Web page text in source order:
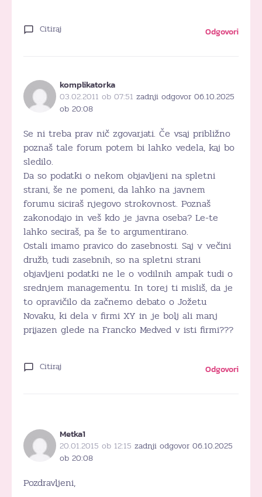
Citiraj Odgovori
komplikatorka
03.02.2011 ob 07:51 zadnji odgovor 06.10.2025
ob 20:08
Se ni treba prav nič zgovarjati. Če vsaj približno
poznaš tale forum potem bi lahko vedela, kaj bo
sledilo.
Da so podatki o nekom objavljeni na spletni
strani, še ne pomeni, da lahko na javnem
forumu siciraš njegovo strokovnost. Poznaš
zakonodajo in veš kdo je javna oseba? Le-te
lahko seciraš, pa še to argumentirano.
Ostali imamo pravico do zasebnosti. Saj v večini
družb, tudi zasebnih, so na spletni strani
objavljeni podatki ne le o vodilnih ampak tudi o
srednjem managementu. In torej ti misliš, da je
to opravičilo da začnemo debato o Jožetu
Novaku, ki dela v firmi XY in je bolj ali manj
prijazen glede na Francko Medved v isti firmi???
Citiraj Odgovori
Metka1
20.01.2015 ob 12:15 zadnji odgovor 06.10.2025
ob 20:08
Pozdravljeni,